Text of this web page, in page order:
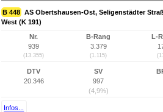
B 448 AS Obertshausen-Ost, Seligenstädter
West (K 191)
Nr.
939
(13.355)
B-Rang
3.379
(1.115)
L-
DTV
20.346
SV
997
(4,9%)
Infos...